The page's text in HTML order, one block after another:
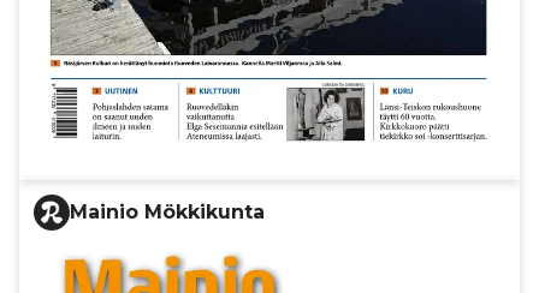
Mainio Mökkikunta